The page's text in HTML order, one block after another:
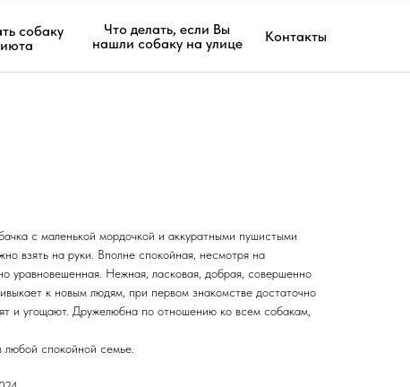
собаку
Что делать, если Вы
нашли собаку на улице
Контакты
с маленькой мордочкой и аккуратными пушистыми
взять на руки. Вполне спокойная, несмотря на
уравновешенная. Нежная, ласковая, добрая, совершенно
к новым людям, при первом знакомстве достаточно
и угощают. Дружелюбна по отношению ко всем собакам,
любой спокойной семье.